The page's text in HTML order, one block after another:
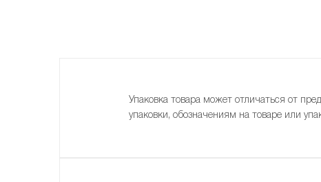
Упаковка товара может отличаться от
упаковки, обозначениям на товаре или